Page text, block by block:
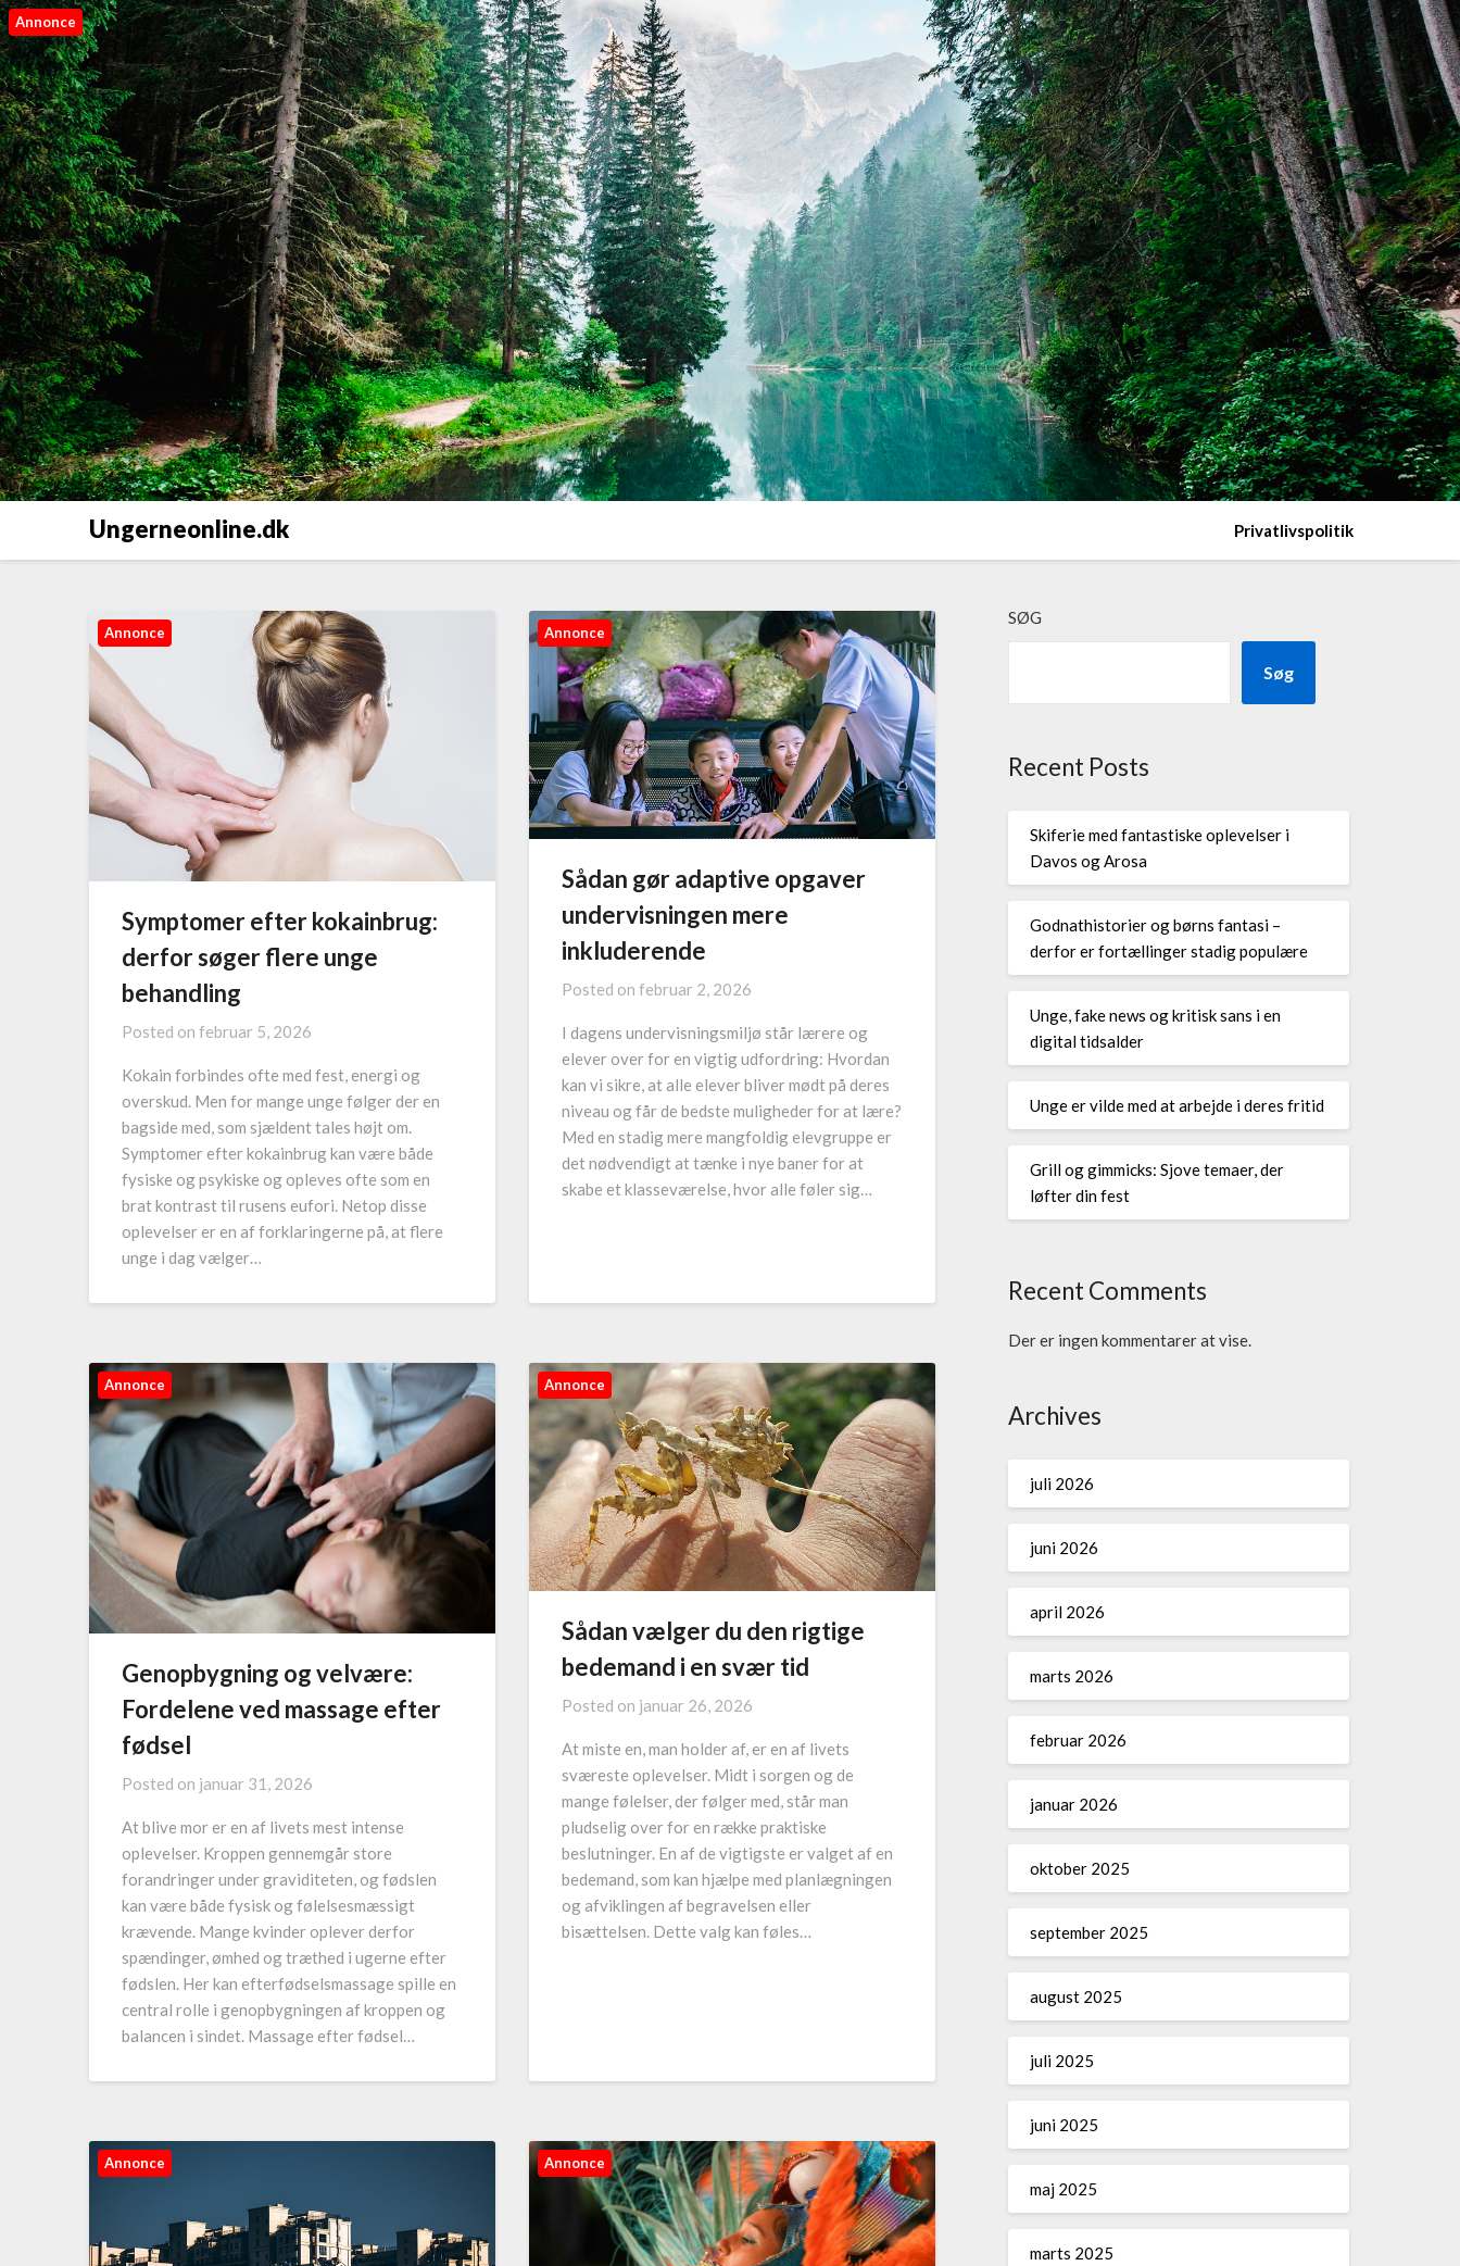
Annonce
Ungerneonline.dk Privatlivspolitik
Annonce
Symptomer efter kokainbrug:
derfor søger flere unge
behandling
Posted on februar 5, 2026
Kokain forbindes ofte med fest, energi og
overskud. Men for mange unge følger der en
bagside med, som sjældent tales højt om.
Symptomer efter kokainbrug kan være både
fysiske og psykiske og opleves ofte som en
brat kontrast til rusens eufori. Netop disse
oplevelser er en af forklaringerne på, at flere
unge i dag vælger…
Annonce
Sådan gør adaptive opgaver
undervisningen mere
inkluderende
Posted on februar 2, 2026
I dagens undervisningsmiljø står lærere og
elever over for en vigtig udfordring: Hvordan
kan vi sikre, at alle elever bliver mødt på deres
niveau og får de bedste muligheder for at lære?
Med en stadig mere mangfoldig elevgruppe er
det nødvendigt at tænke i nye baner for at
skabe et klasseværelse, hvor alle føler sig…
Annonce
Genopbygning og velvære:
Fordelene ved massage efter
fødsel
Posted on januar 31, 2026
At blive mor er en af livets mest intense
oplevelser. Kroppen gennemgår store
forandringer under graviditeten, og fødslen
kan være både fysisk og følelsesmæssigt
krævende. Mange kvinder oplever derfor
spændinger, ømhed og træthed i ugerne efter
fødslen. Her kan efterfødselsmassage spille en
central rolle i genopbygningen af kroppen og
balancen i sindet. Massage efter fødsel…
Annonce
Sådan vælger du den rigtige
bedemand i en svær tid
Posted on januar 26, 2026
At miste en, man holder af, er en af livets
sværeste oplevelser. Midt i sorgen og de
mange følelser, der følger med, står man
pludselig over for en række praktiske
beslutninger. En af de vigtigste er valget af en
bedemand, som kan hjælpe med planlægningen
og afviklingen af begravelsen eller
bisættelsen. Dette valg kan føles…
Annonce Annonce
SØG
Søg
Recent Posts
Skiferie med fantastiske oplevelser i
Davos og Arosa
Godnathistorier og børns fantasi –
derfor er fortællinger stadig populære
Unge, fake news og kritisk sans i en
digital tidsalder
Unge er vilde med at arbejde i deres fritid
Grill og gimmicks: Sjove temaer, der
løfter din fest
Recent Comments
Der er ingen kommentarer at vise.
Archives
juli 2026
juni 2026
april 2026
marts 2026
februar 2026
januar 2026
oktober 2025
september 2025
august 2025
juli 2025
juni 2025
maj 2025
marts 2025